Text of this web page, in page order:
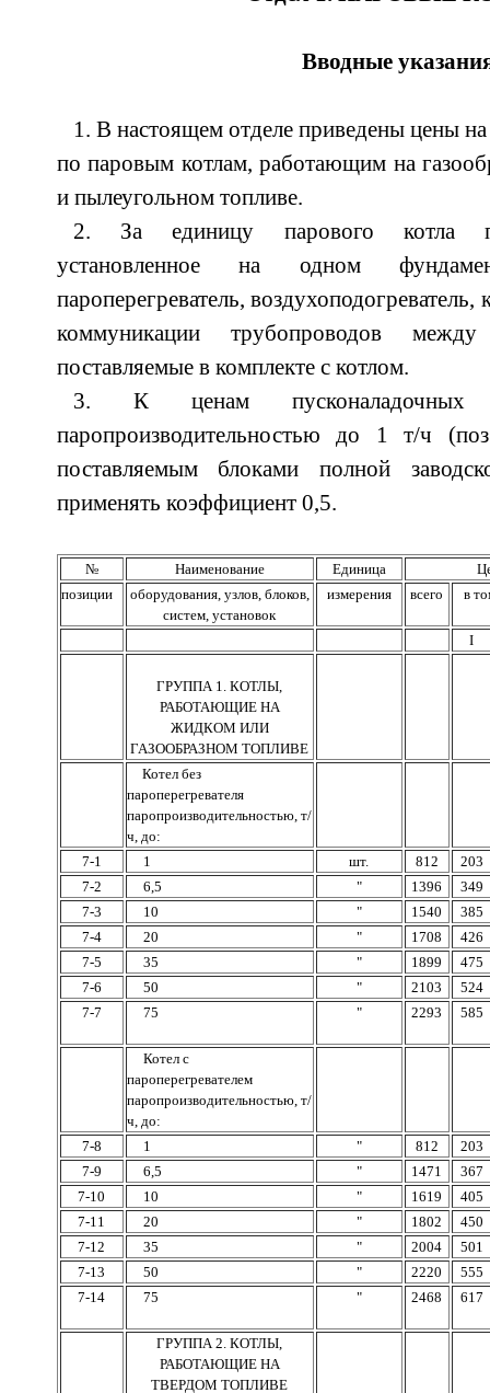
Вводные
1. В настоящем отделе приведены цены
по паровым котлам, работающим на
и пылеугольном топливе.
2. За единицу парового котла
установленное на одном
пароперегреватель,
коммуникации трубопроводов
поставляемые в комплекте с котлом.
3. К ценам
паропроизводительностью до 1 т/ч
поставляемым блоками полной
применять коэффициент 0,5.
№ Наименование Единица
позиции
оборудования, узлов, блоков,
систем, установок
измерения всего в
I
ГРУППА 1. КОТЛЫ,
РАБОТАЮЩИЕ НА
ЖИДКОМ ИЛИ
ГАЗООБРАЗНОМ ТОПЛИВЕ
Котел без
пароперегревателя
паропроизводительностью, т/
ч, до:
7-1
1 шт. 812
203
7-2
6,5 " 1396
349
7-3
10 " 1540
385
7-4
20 " 1708
426
7-5
35 " 1899
475
7-6
50 " 2103
524
7-7
75 " 2293 585
Котел с
пароперегревателем
паропроизводительностью, т/
ч, до:
7-8
1 " 812
203
7-9
6,5 " 1471
367
7-10
10 " 1619
405
7-11
20 " 1802
450
7-12
35 " 2004
501
7-13
50 " 2220
555
7-14
75 " 2468 617
ГРУППА 2. КОТЛЫ,
РАБОТАЮЩИЕ НА
ТВЕРДОМ ТОПЛИВЕ